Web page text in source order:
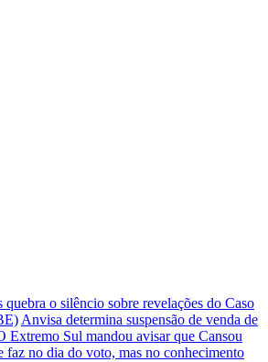
quebra o silêncio sobre revelações do Caso
Anvisa determina suspensão de venda de
Extremo Sul mandou avisar que Cansou
faz no dia do voto, mas no conhecimento